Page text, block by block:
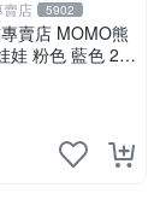
賣店 5902
賣店 MOMO熊
娃 粉色 藍色 2色